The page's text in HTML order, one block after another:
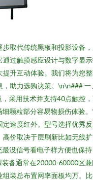
取代传统黑板和投影设备
过触摸感应设计与数字显
升互动体验。我们将为您
，助力选购决策。\n\n### 一
采用技术并支持40点触控
颗粒部分容易物损伤体验
速度红外。型号选择优秀
价取决于层刷新比如无线
没信号看电子样方便也保持
备通常在20000-60000区
装总布置网率面板均万。